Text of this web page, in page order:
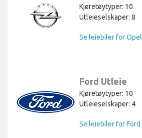
Kjøretøytyper: 10
Utleieselskaper: 8
Se leiebiler for Opel
Ford Utleie
Kjøretøytyper: 10
Utleieselskaper: 4
Se leiebiler for Ford